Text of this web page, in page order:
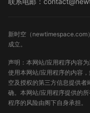
新时空（ newtimespace.com
成立。
声明：本网站/应用程序内容
使用本网站/应用程序的内容
空及授权的第三方信息提供
确。本网站/应用程序提供的
程序的风险由阁下自身承担。